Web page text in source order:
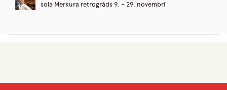
sola Merkura retrogrāds 9. – 29. novembrī